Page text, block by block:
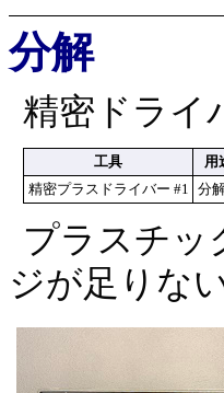
分解
精密ドライ
工具 用
精密プラスドライバー #1
分
プラスチッ
ジが足りな